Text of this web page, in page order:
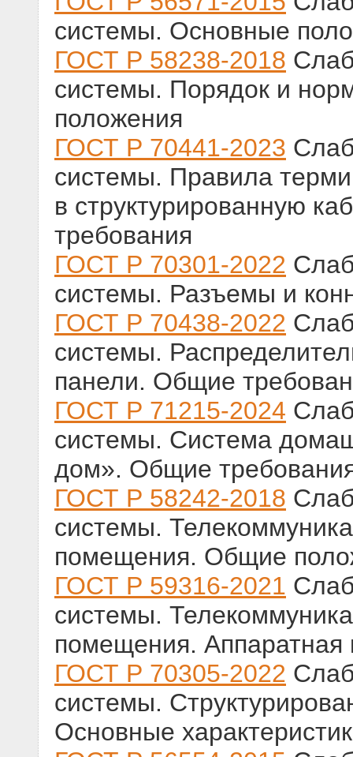
системы. Основные
ГОСТ Р 58238-2018
системы. Порядок и
положения
ГОСТ Р 70441-2023
системы. Правила
в структурированную
требования
ГОСТ Р 70301-2022
системы. Разъемы и
ГОСТ Р 70438-2022
системы.
панели. Общие
ГОСТ Р 71215-2024
системы. Система
дом». Общие
ГОСТ Р 58242-2018
системы.
помещения. Общие
ГОСТ Р 59316-2021
системы.
помещения.
ГОСТ Р 70305-2022
системы.
Основные